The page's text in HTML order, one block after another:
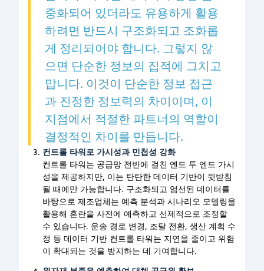
중화되어 있더라도 유용하게 활용
하려면 반드시 구조화되고 조화롭
게 정리되어야 합니다. 그렇지 않
으면 단순한 정보의 집적에 그치고
맙니다. 이것이 단순한 정보 접근
과 진정한 정보력의 차이이며, 이
지점에서 적절한 파트너의 역할이
결정적인 차이를 만듭니다.
컨트롤 타워로 가시성과 민첩성 강화
컨트롤 타워는 공급망 전반에 걸친 엔드 투 엔드 가시
성을 제공하지만, 이는 탄탄한 데이터 기반이 뒷받침
될 때에만 가능합니다. 구조화되고 엄선된 데이터를
바탕으로 제조업체는 예측 분석과 시나리오 모델링을
활용해 혼란을 사전에 예측하고 선제적으로 조정할
수 있습니다. 운송 경로 변경, 조달 전환, 생산 계획 수
정 등 데이터 기반 컨트롤 타워는 지연을 줄이고 위험
이 확대되는 것을 방지하는 데 기여합니다.